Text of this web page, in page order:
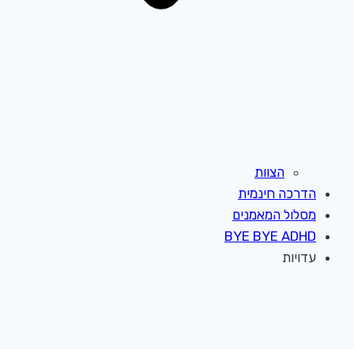
הצוות
הדרכה חינמית
מסלול המאמנים
BYE BYE ADHD
עדויות